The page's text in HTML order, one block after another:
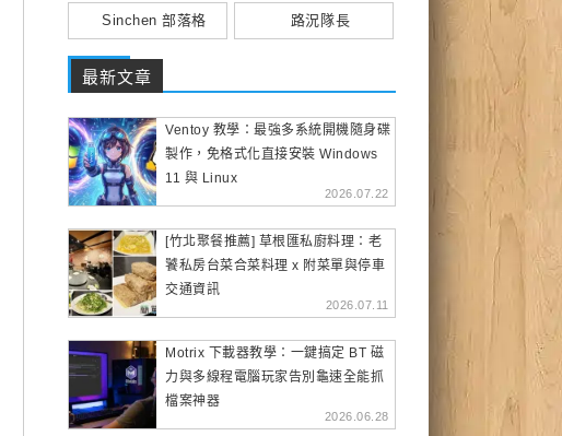
Sinchen 部落格 路況隊長
最新文章
Ventoy 教學：最強多系統開機隨身碟
製作，免格式化直接安裝 Windows
11 與 Linux
2026.07.22
[竹北聚餐推薦] 草根匯私廚料理：老
饕私房台菜合菜料理 x 附菜單與停車
交通資訊
2026.07.11
Motrix 下載器教學：一鍵搞定 BT 磁
力與多線程電腦玩家告別龜速全能抓
檔案神器
2026.06.28